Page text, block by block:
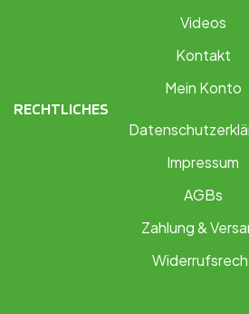
Videos
Kontakt
Mein Konto
RECHTLICHES
Impressum
AGBs
Zahlung &